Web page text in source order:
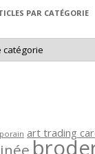
PAR CATÉGORIE
art trading